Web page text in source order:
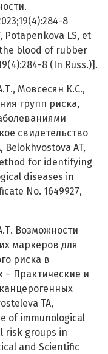
8
Potapenkova LS, et
blood of rubber
8 (In Russ.)].
Мовсесян К.С.,
групп риска,
свидетельство
Belokhvostova AT,
for identifying
diseases in
No. 1649927,
Возможности
маркеров для
риска в
– Практические и
TA,
of immunological
risk groups in
and Scientific